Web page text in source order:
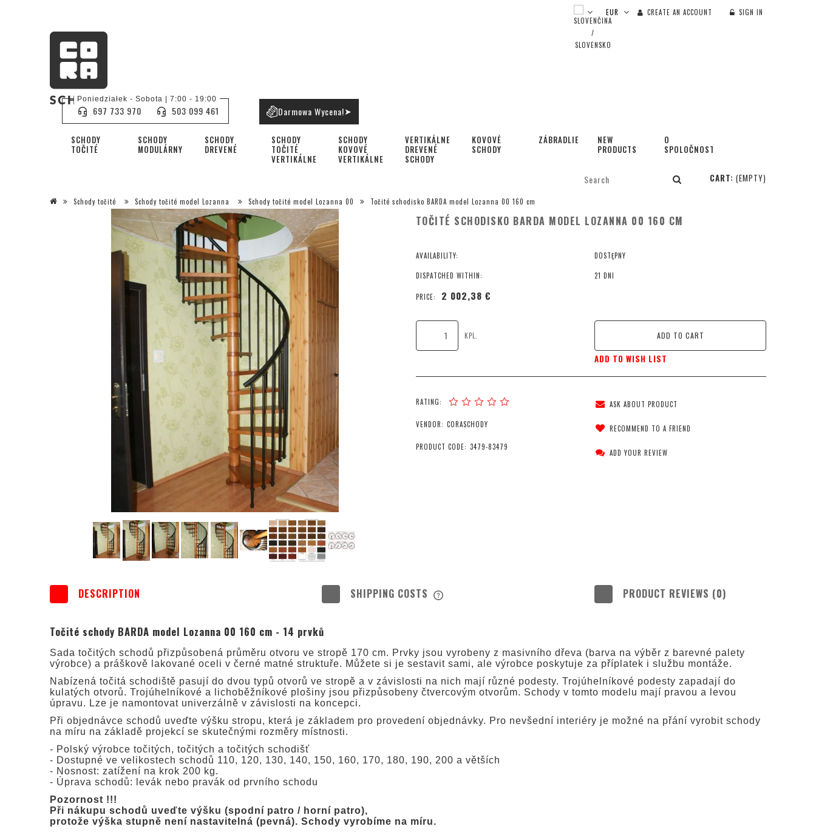
CREATE AN ACCOUNT SIGN IN
SCHODY
TOČITÉ
SCHODY
MODULÁRNY
SCHODY
DREVENÉ
SCHODY
TOČITÉ
VERTIKÁLNE
SCHODY
KOVOVÉ
VERTIKÁLNE
VERTIKÁLNE
DREVENÉ
SCHODY
KOVOVÉ
SCHODY
ZÁBRADLIE
NEW
PRODUCTS
O
SPOLOČNOSTI
Poniedziałek - Sobota | 7:00 - 19:00
697 733 970 503 099 461 Darmowa Wycena!➤
CART: (EMPTY)
Schody točité Schody točité model Lozanna Schody točité model Lozanna 00 Točité schodisko BARDA model Lozanna 00 160 cm
TOČITÉ SCHODISKO BARDA MODEL LOZANNA 00 160 CM
AVAILABILITY: DOSTĘPNY
DISPATCHED WITHIN: 21 DNI
PRICE: 2 002,38 €
KPL. ADD TO CART
ADD TO WISH LIST
RATING:
VENDOR: CORASCHODY
PRODUCT CODE: 3479-83479
ASK ABOUT PRODUCT
RECOMMEND TO A FRIEND
ADD YOUR REVIEW
DESCRIPTION SHIPPING COSTS PRODUCT REVIEWS (0)
Točité schody BARDA model Lozanna 00 160 cm - 14 prvků
Sada točitých schodů přizpůsobená průměru otvoru ve stropě 170 cm. Prvky jsou vyrobeny z masivního dřeva (barva na výběr z barevné palety
výrobce) a práškově lakované oceli v černé matné struktuře. Můžete si je sestavit sami, ale výrobce poskytuje za příplatek i službu montáže.
Nabízená točitá schodiště pasují do dvou typů otvorů ve stropě a v závislosti na nich mají různé podesty. Trojúhelníkové podesty zapadají do
kulatých otvorů. Trojúhelníkové a lichoběžníkové plošiny jsou přizpůsobeny čtvercovým otvorům. Schody v tomto modelu mají pravou a levou
úpravu. Lze je namontovat univerzálně v závislosti na koncepci.
Při objednávce schodů uveďte výšku stropu, která je základem pro provedení objednávky. Pro nevšední interiéry je možné na přání vyrobit schody
na míru na základě projekcí se skutečnými rozměry místnosti.
- Polský výrobce točitých, točitých a točitých schodišť
- Dostupné ve velikostech schodů 110, 120, 130, 140, 150, 160, 170, 180, 190, 200 a větších
- Nosnost: zatížení na krok 200 kg.
- Úprava schodů: levák nebo pravák od prvního schodu
Pozornost !!!
Při nákupu schodů uveďte výšku (spodní patro / horní patro),
protože výška stupně není nastavitelná (pevná). Schody vyrobíme na míru.